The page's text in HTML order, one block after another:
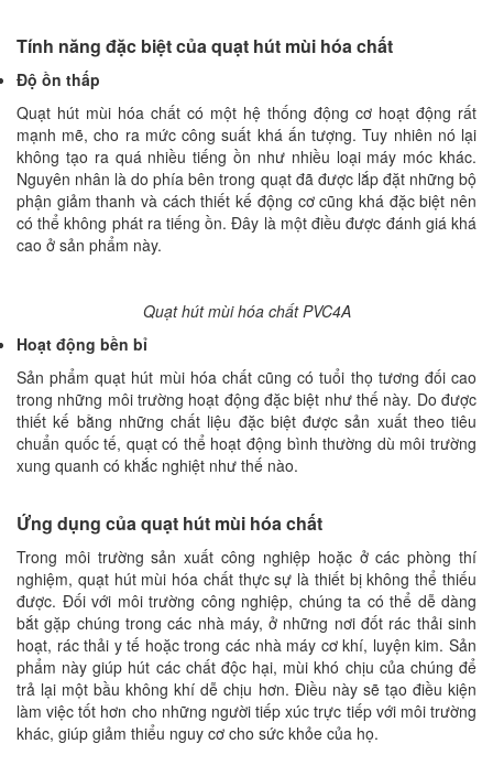
Tính năng đặc biệt của quạt hút mùi hóa chất
Độ ồn thấp
Quạt hút mùi hóa chất có một hệ thống động cơ hoạt động rất
mạnh mẽ, cho ra mức công suất khá ấn tượng. Tuy nhiên nó lại
không tạo ra quá nhiều tiếng ồn như nhiều loại máy móc khác.
Nguyên nhân là do phía bên trong quạt đã được lắp đặt những bộ
phận giảm thanh và cách thiết kế động cơ cũng khá đặc biệt nên
có thể không phát ra tiếng ồn. Đây là một điều được đánh giá khá
cao ở sản phẩm này.
Quạt hút mùi hóa chất PVC4A
Hoạt động bền bỉ
Sản phẩm quạt hút mùi hóa chất cũng có tuổi thọ tương đối cao
trong những môi trường hoạt động đặc biệt như thế này. Do được
thiết kế bằng những chất liệu đặc biệt được sản xuất theo tiêu
chuẩn quốc tế, quạt có thể hoạt động bình thường dù môi trường
xung quanh có khắc nghiệt như thế nào.
Ứng dụng của quạt hút mùi hóa chất
Trong môi trường sản xuất công nghiệp hoặc ở các phòng thí
nghiệm, quạt hút mùi hóa chất thực sự là thiết bị không thể thiếu
được. Đối với môi trường công nghiệp, chúng ta có thể dễ dàng
bắt gặp chúng trong các nhà máy, ở những nơi đốt rác thải sinh
hoạt, rác thải y tế hoặc trong các nhà máy cơ khí, luyện kim. Sản
phẩm này giúp hút các chất độc hại, mùi khó chịu của chúng để
trả lại một bầu không khí dễ chịu hơn. Điều này sẽ tạo điều kiện
làm việc tốt hơn cho những người tiếp xúc trực tiếp với môi trường
khác, giúp giảm thiểu nguy cơ cho sức khỏe của họ.